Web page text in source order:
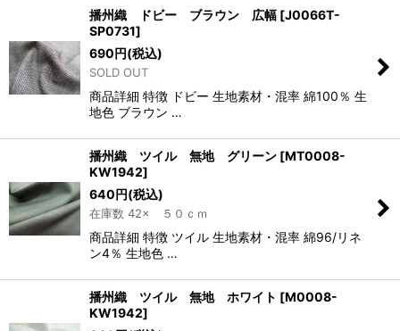
播州織 ドビー ブラウン 広幅 [J0066T-
SP0731]
690円(税込)
SOLD OUT
商品詳細 特徴 ドビー 生地素材・混率 綿100％ 生
地色 ブラウン …
播州織 ツイル 無地 グリーン [MT0008-
KW1942]
640円(税込)
在庫数 42× ５０ｃｍ
商品詳細 特徴 ツイル 生地素材・混率 綿96/リネ
ン4％ 生地色 …
播州織 ツイル 無地 ホワイト [M0008-
KW1942]